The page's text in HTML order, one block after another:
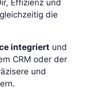
Effizienz und
die
integriert und
CRM oder der
und